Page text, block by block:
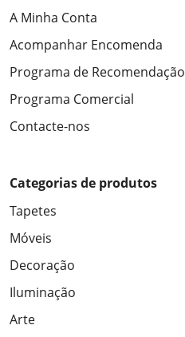
A Minha Conta
Acompanhar Encomenda
Programa de Recomendação
Programa Comercial
Contacte-nos
Categorias de produtos
Tapetes
Móveis
Decoração
Iluminação
Arte